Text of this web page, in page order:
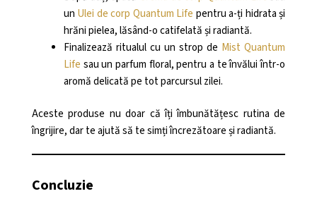
un Ulei de corp Quantum Life pentru a-ți hidrata și
hrăni pielea, lăsând-o catifelată și radiantă.
Finalizează ritualul cu un strop de Mist Quantum
Life sau un parfum floral, pentru a te învălui într-o
aromă delicată pe tot parcursul zilei.
Aceste produse nu doar că îți îmbunătățesc rutina de
îngrijire, dar te ajută să te simți încrezătoare și radiantă.
Concluzie